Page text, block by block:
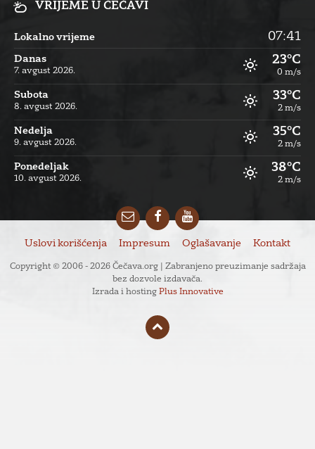
VRIJEME U ČEČAVI
Lokalno vrijeme 07:41
Danas
7. avgust 2026.
23°C
0 m/s
Subota
8. avgust 2026.
33°C
2 m/s
Nedelja
9. avgust 2026.
35°C
2 m/s
Ponedeljak
10. avgust 2026.
38°C
2 m/s
EmailFacebookYouTube
Uslovi korišćenja Impresum Oglašavanje Kontakt
Copyright © 2006 - 2026 Čečava.org | Zabranjeno preuzimanje sadržaja
bez dozvole izdavača.
Izrada i hosting Plus Innovative